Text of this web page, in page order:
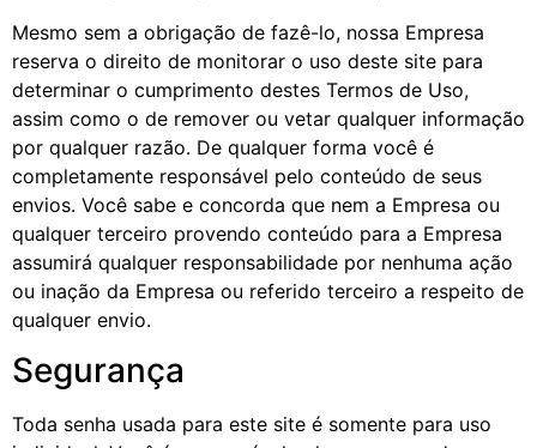
Mesmo sem a obrigação de fazê-lo, nossa Empresa
reserva o direito de monitorar o uso deste site para
determinar o cumprimento destes Termos de Uso,
assim como o de remover ou vetar qualquer informação
por qualquer razão. De qualquer forma você é
completamente responsável pelo conteúdo de seus
envios. Você sabe e concorda que nem a Empresa ou
qualquer terceiro provendo conteúdo para a Empresa
assumirá qualquer responsabilidade por nenhuma ação
ou inação da Empresa ou referido terceiro a respeito de
qualquer envio.
Segurança
Toda senha usada para este site é somente para uso